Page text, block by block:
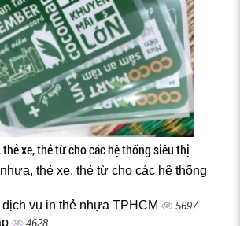
xe, thẻ từ cho các hệ thống siêu thị
thẻ xe, thẻ từ cho các hệ thống
dịch vụ in thẻ nhựa TPHCM 5697
4628